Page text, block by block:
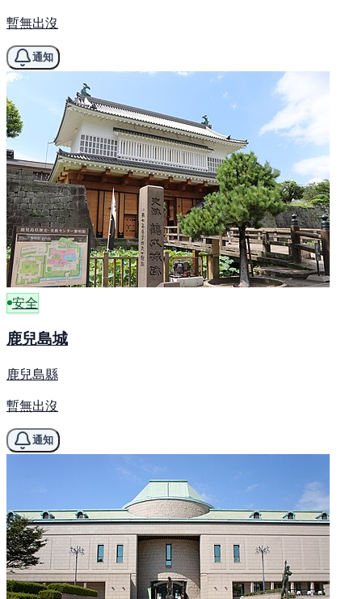
暫無出沒
通知
安全
鹿兒島城
鹿兒島縣
暫無出沒
通知